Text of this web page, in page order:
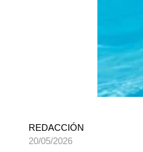
REDACCIÓN
20/05/2026